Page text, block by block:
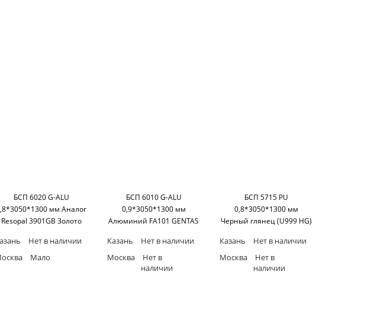
БСП 6020 G-ALU
мм Аналог
Resopal 3901GB Золото
Нет в наличии
Мало
БСП 6010 G-ALU
0,9*3050*1300 мм
Алюминий FA101 GENTAS
Казань
Нет в наличии
Москва
Нет в
наличии
БСП 5715 PU
0,8*3050*1300 мм
Черный глянец (U999 HG)
Казань
Нет в наличии
Москва
Нет в
наличии